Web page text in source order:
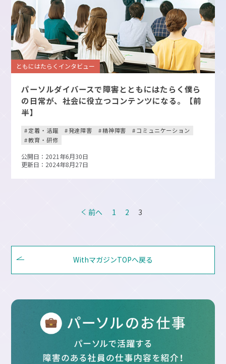
ともにはたらくインタビュー
パーソルダイバースで障害とともにはたらく僕ら
の日常が、社会に役立つコンテンツになる。【前
半】
定着・活躍 発達障害 精神障害
コミュニケーション
教育・研修
公開日：2021年6月30日
更新日：2024年8月27日
ペ
ー
ジ
り
前へ 1 2 3
WithマガジンTOPへ戻る